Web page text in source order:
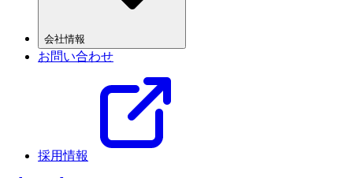
会社情報
お問い合わせ
採用情報